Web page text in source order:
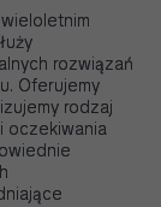
rozwiązań
Oferujemy
rodzaj
oczekiwania